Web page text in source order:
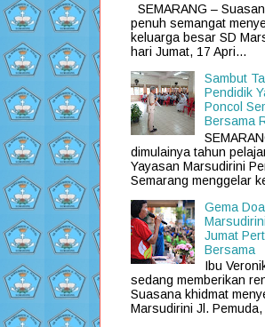
SEMARANG –
penuh semangat
keluarga besar SD
hari Jumat, 17 Apri...
Sambut
Pendidik
Poncol
Bersama
dimulainya tahun
Yayasan Marsudirini
Semarang menggelar
Gema
Jumat
Bersama
Ibu
sedang memberikan
Suasana khidmat
Marsudirini Jl.